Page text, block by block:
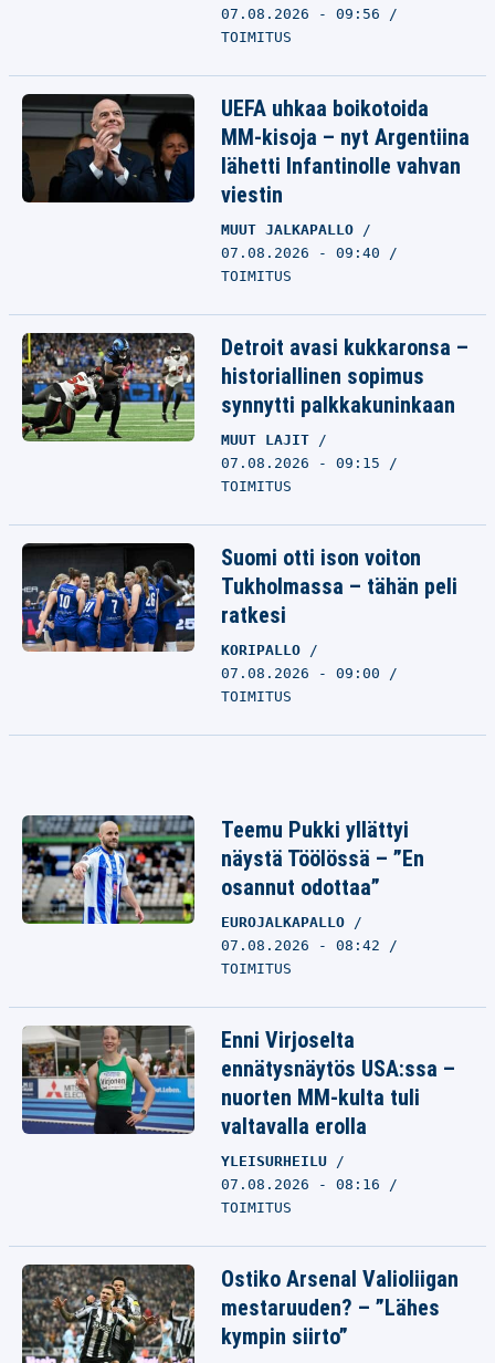
07.08.2026 - 09:56
TOIMITUS
UEFA uhkaa boikotoida
MM-kisoja – nyt Argentiina
lähetti Infantinolle vahvan
viestin
MUUT JALKAPALLO
07.08.2026 - 09:40
TOIMITUS
Detroit avasi kukkaronsa –
historiallinen sopimus
synnytti palkkakuninkaan
MUUT LAJIT
07.08.2026 - 09:15
TOIMITUS
Suomi otti ison voiton
Tukholmassa – tähän peli
ratkesi
KORIPALLO
07.08.2026 - 09:00
TOIMITUS
Teemu Pukki yllättyi
näystä Töölössä – ”En
osannut odottaa”
EUROJALKAPALLO
07.08.2026 - 08:42
TOIMITUS
Enni Virjoselta
ennätysnäytös USA:ssa –
nuorten MM-kulta tuli
valtavalla erolla
YLEISURHEILU
07.08.2026 - 08:16
TOIMITUS
Ostiko Arsenal Valioliigan
mestaruuden? – ”Lähes
kympin siirto”